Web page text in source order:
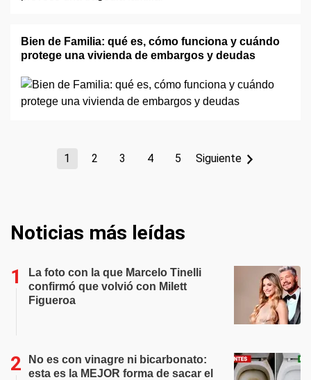
Bien de Familia: qué es, cómo funciona y cuándo
protege una vivienda de embargos y deudas
1 2 3 4 5 Siguiente
Noticias más leídas
La foto con la que Marcelo Tinelli
confirmó que volvió con Milett
Figueroa
No es con vinagre ni bicarbonato:
esta es la MEJOR forma de sacar el